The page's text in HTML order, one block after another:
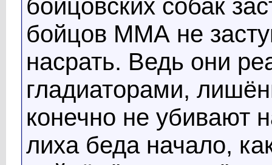
бойцовских собак
бойцов ММА не
насрать. Ведь они
гладиаторами,
конечно не убивают
лиха беда начало,